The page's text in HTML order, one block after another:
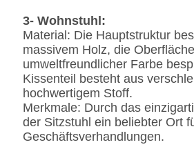
3- Wohnstuhl:
Material: Die Hauptstruktur
massivem Holz, die
umweltfreundlicher Farbe
Kissenteil besteht aus
hochwertigem Stoff.
Merkmale: Durch das
der Sitzstuhl ein beliebter Ort
Geschäftsverhandlungen.